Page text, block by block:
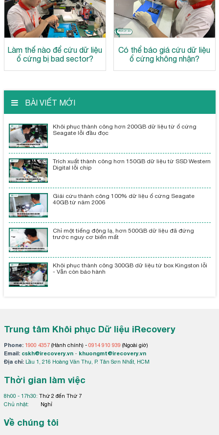
Làm thế nào để cứu dữ liệu
ổ cứng bị bad sector?
Có thể báo giá cứu dữ liệu
ổ cứng không nhận?
BÀI VIẾT MỚI
Khôi phục thành công hơn 200GB dữ liệu từ ổ cứng
Seagate lỗi đầu đọc
Trích xuất thành công hơn 150GB dữ liệu từ SSD Western
Digital lỗi chip
Giải cứu thành công 100% dữ liệu ổ cứng Seagate
40GB từ năm 2006
Chỉ một tiếng động lạ, hơn 500GB dữ liệu đã đứng
trước nguy cơ biến mất
Khôi phục thành công 300GB dữ liệu từ box Kingston lỗi
- Vẫn còn bảo hành
Trung tâm Khôi phục Dữ liệu iRecovery
Phone: 1900 4357(Hành chính) - 0914 910 939 (Ngoài giờ)
Email: cskh@irecovery.vn- khuongmt@irecovery.vn
Địa chỉ: Lầu 1, 216 Hoàng Văn Thụ, P. Tân Sơn Nhất, HCM
Thời gian làm việc
8h00 - 17h30: Thứ 2 đến Thứ 7
Chủ nhật:
Nghỉ
Về chúng tôi